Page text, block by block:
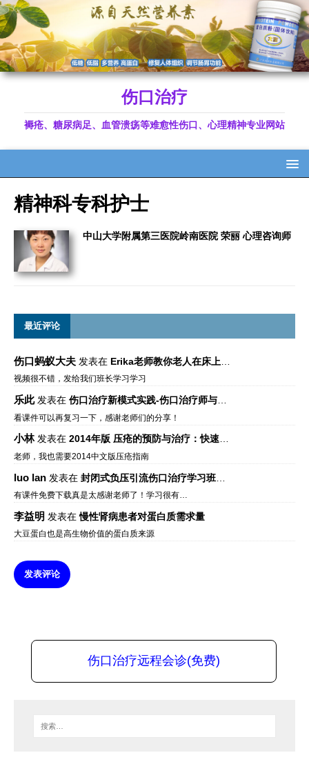
伤口治疗
褥疮、糖尿病足、血管溃疡等难愈性伤口、心理精神专业网站
精神科专科护士
中山大学附属第三医院岭南医院 荣丽 心理咨询师
最近评论
伤口蚂蚁大夫 发表在 Erika老师教你老人在床上如何左右翻身
视频很不错，发给我们班长学习学习
乐此发表在 伤口治疗新模式实践-伤口治疗师与伤口专科
看课件可以再复习一下，感谢老师们的分享！
小林发表在 2014年版 压疮的预防与治疗：快速参考指南 – 中文版、英文版、芬兰语版、葡萄牙语版
老师，我也需要2014中文版压疮指南
luo lan 发表在 封闭式负压引流伤口治疗学习班课件资料免费下载
有课件免费下载真是太感谢老师了！学习很有…
李益明 发表在慢性肾病患者对蛋白质需求量
大豆蛋白也是高生物价值的蛋白质来源
发表评论
伤口治疗远程会诊(免费)